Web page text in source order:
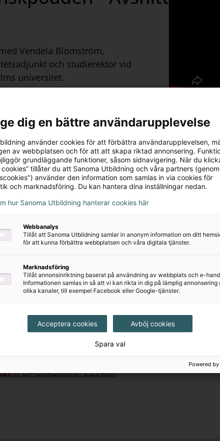
Vendela Blomström,
och studierektor vid
universitet.
här
från Vendela
arbetar med högstadie- och gymnasieelever
i din undervisning. Vad kännetecknar en bra talare,
på några bra länkar som lyfter Frances
för att ladda ner extramaterial för lärare -
dokument, 445 kB)
arbetar med mellanstadieelever hittar du
för att ladda ner lektionstipset ur ZickZack
(PDF-dokument, 235 kB)
dig en bättre användarupplevelse
använder cookies för att förbättra användarupplevelsen,
av webbplatsen och för att att skapa riktad annonsering.
grundläggande funktioner, såsom sidnavigering. När du
cookies” tillåter du att Sanoma Utbildning och våra partners
använder den information som samlas in via cookies för
och marknadsföring. Du kan hantera dina inställningar nedan.
hur Sanoma Utbildning hanterar cookies här
Webbanalys
Tillåt att Sanoma Utbildning samlar in anonym information om ditt
för att kunna förbättra webbplatsen och våra digitala tjänster.
Marknadsföring
Tillåt annonsinriktning baserat på användning av webbplats och e-
Informationen samlas in så att vi kan rikta in dig på lämplig annonsering
olika kanaler, till exempel Facebook eller Google-tjänster.
Acceptera cookies Avböj cookies
Spara val
Powered by